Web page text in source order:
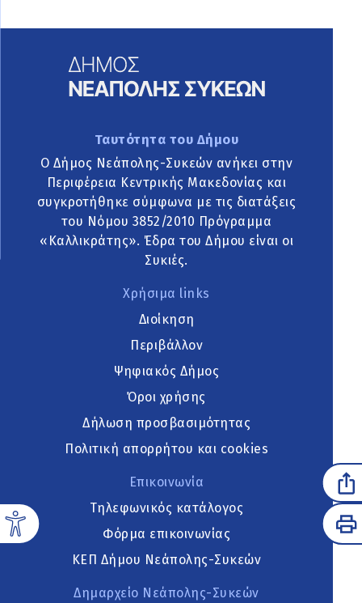
Ταυτότητα του Δήμου
Ο Δήμος Νεάπολης-Συκεών ανήκει στην
Περιφέρεια Κεντρικής Μακεδονίας και
συγκροτήθηκε σύμφωνα με τις διατάξεις
του Νόμου 3852/2010 Πρόγραμμα
«Καλλικράτης». Έδρα του Δήμου είναι οι
Συκιές.
Χρήσιμα links
Διοίκηση
Περιβάλλον
Ψηφιακός Δήμος
Όροι χρήσης
Δήλωση προσβασιμότητας
Πολιτική απορρήτου και cookies
Επικοινωνία
Τηλεφωνικός κατάλογος
Φόρμα επικοινωνίας
ΚΕΠ Δήμου Νεάπολης-Συκεών
Δημαρχείο Νεάπολης-Συκεών